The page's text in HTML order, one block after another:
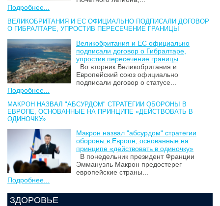
Подробнее...
ВЕЛИКОБРИТАНИЯ И ЕС ОФИЦИАЛЬНО ПОДПИСАЛИ ДОГОВОР
О ГИБРАЛТАРЕ, УПРОСТИВ ПЕРЕСЕЧЕНИЕ ГРАНИЦЫ
Великобритания и ЕС официально
подписали договор о Гибралтаре,
упростив пересечение границы
Во вторник Великобритания и
Европейский союз официально
подписали договор о статусе...
Подробнее...
МАКРОН НАЗВАЛ "АБСУРДОМ" СТРАТЕГИИ ОБОРОНЫ В
ЕВРОПЕ, ОСНОВАННЫЕ НА ПРИНЦИПЕ «ДЕЙСТВОВАТЬ В
ОДИНОЧКУ»
Макрон назвал "абсурдом" стратегии
обороны в Европе, основанные на
принципе «действовать в одиночку»
В понедельник президент Франции
Эммануэль Макрон предостерег
европейские страны...
Подробнее...
ЗДОРОВЬЕ